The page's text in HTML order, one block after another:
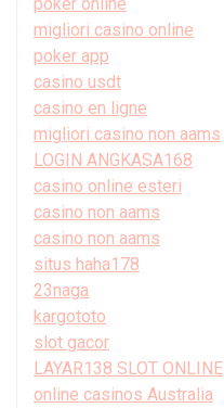
migliori casino online
poker app
casino usdt
casino en ligne
migliori casino non aams
LOGIN ANGKASA168
casino online esteri
casino non aams
casino non aams
situs haha178
23naga
kargototo
slot gacor
LAYAR138 SLOT ONLINE
online casinos Australia